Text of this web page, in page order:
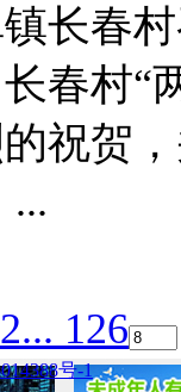
长春
春村“
祝贺
...
... 126
号-1